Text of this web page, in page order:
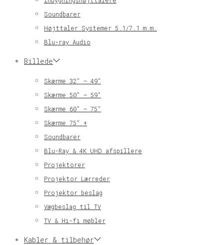
Soundbarer
Højttaler Systemer 5.1/7.1 m.m.
Blu-ray Audio
Billede
Skærme 32″ – 49″
Skærme 50″ – 59″
Skærme 60″ – 75″
Skærme 75″ +
Soundbarer
Blu-Ray & 4K UHD afspillere
Projektorer
Projektor Lærreder
Projektor beslag
Vægbeslag til TV
TV & Hi-fi møbler
Kabler & tilbehør